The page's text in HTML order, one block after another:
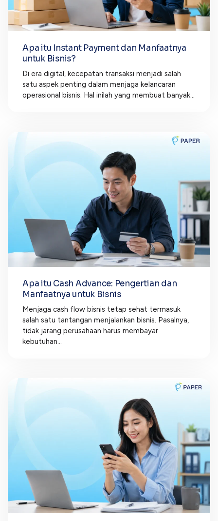
Apa itu Instant Payment dan Manfaatnya
untuk Bisnis?
Di era digital, kecepatan transaksi menjadi salah
satu aspek penting dalam menjaga kelancaran
operasional bisnis. Hal inilah yang membuat banyak...
Apa itu Cash Advance: Pengertian dan
Manfaatnya untuk Bisnis
Menjaga cash flow bisnis tetap sehat termasuk
salah satu tantangan menjalankan bisnis. Pasalnya,
tidak jarang perusahaan harus membayar
kebutuhan...